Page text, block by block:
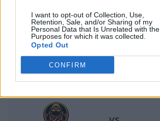
I want to opt-out of Collection, Use,
Retention, Sale, and/or Sharing of my
Personal Data that Is Unrelated with the
Purposes for which it was collected.
Opted Out
CONFIRM
Showdown 2023:
9INE